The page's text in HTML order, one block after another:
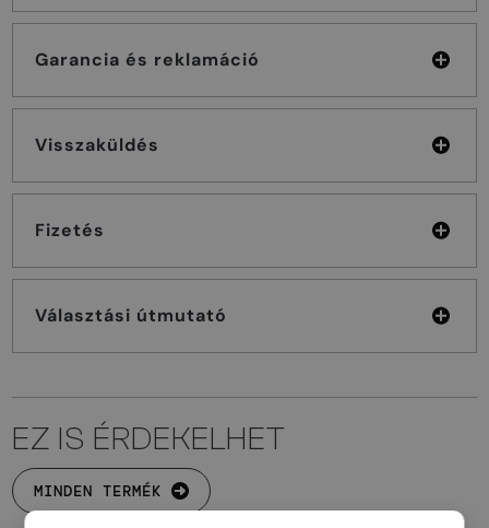
Garancia és reklamáció
Visszaküldés
Fizetés
Választási útmutató
EZ IS ÉRDEKELHET
MINDEN TERMÉK